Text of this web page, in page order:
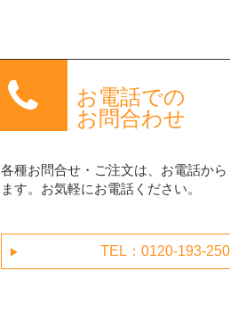
phone
お電話での
お問合わせ
各種お問合せ・ご注文は、お電話から
ます。お気軽にお電話ください。
next TEL：0120-193-250